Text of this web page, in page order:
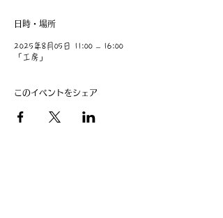
日時・場所
2025年8月05日 11:00 – 16:00
「工房」
このイベントをシェア